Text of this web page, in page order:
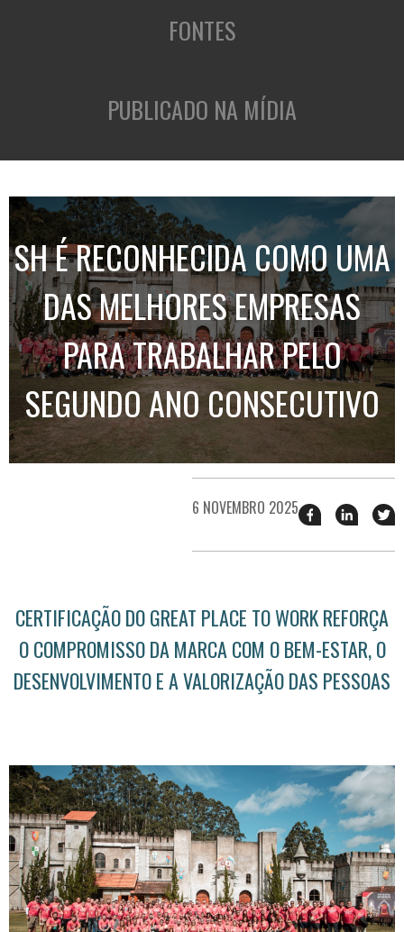
FONTES
PUBLICADO NA MÍDIA
SH É RECONHECIDA COMO UMA
DAS MELHORES EMPRESAS
PARA TRABALHAR PELO
SEGUNDO ANO CONSECUTIVO
6 NOVEMBRO 2025 Compartilhar
esse
no
esse
no
CERTIFICAÇÃO DO GREAT PLACE TO WORK REFORÇA
O COMPROMISSO DA MARCA COM O BEM-ESTAR, O
DESENVOLVIMENTO E A VALORIZAÇÃO DAS PESSOAS